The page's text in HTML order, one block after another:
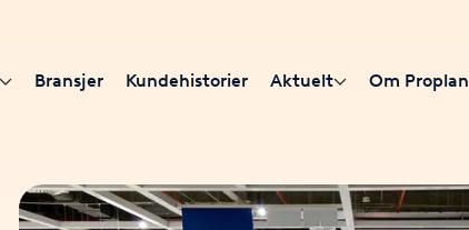
Bransjer Kundehistorier Aktuelt Om Proplan